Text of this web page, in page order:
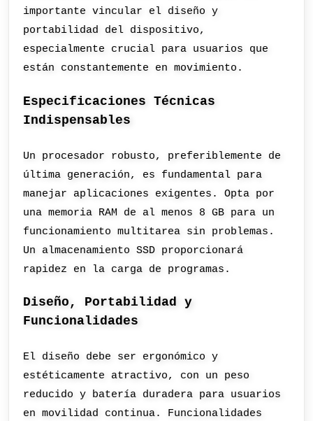
importante vincular el diseño y
portabilidad del dispositivo,
especialmente crucial para usuarios que
están constantemente en movimiento.
Especificaciones Técnicas
Indispensables
Un procesador robusto, preferiblemente de
última generación, es fundamental para
manejar aplicaciones exigentes. Opta por
una memoria RAM de al menos 8 GB para un
funcionamiento multitarea sin problemas.
Un almacenamiento SSD proporcionará
rapidez en la carga de programas.
Diseño, Portabilidad y
Funcionalidades
El diseño debe ser ergonómico y
estéticamente atractivo, con un peso
reducido y batería duradera para usuarios
en movilidad continua. Funcionalidades